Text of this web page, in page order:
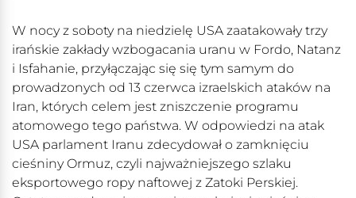
W nocy z soboty na niedzielę USA zaatakowały trzy
irańskie zakłady wzbogacania uranu w Fordo, Natanz
i Isfahanie, przyłączając się się tym samym do
prowadzonych od 13 czerwca izraelskich ataków na
Iran, których celem jest zniszczenie programu
atomowego tego państwa. W odpowiedzi na atak
USA parlament Iranu zdecydował o zamknięciu
cieśniny Ormuz, czyli najważniejszego szlaku
eksportowego ropy naftowej z Zatoki Perskiej.